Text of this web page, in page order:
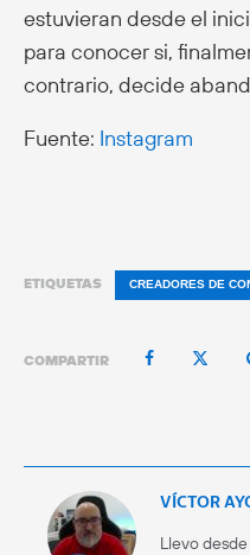
estuvieran desde el
para conocer si,
contrario, decide
Fuente: Instagram
ETIQUETAS CREADORES DE
COMPARTIR
VÍCTOR
Llevo